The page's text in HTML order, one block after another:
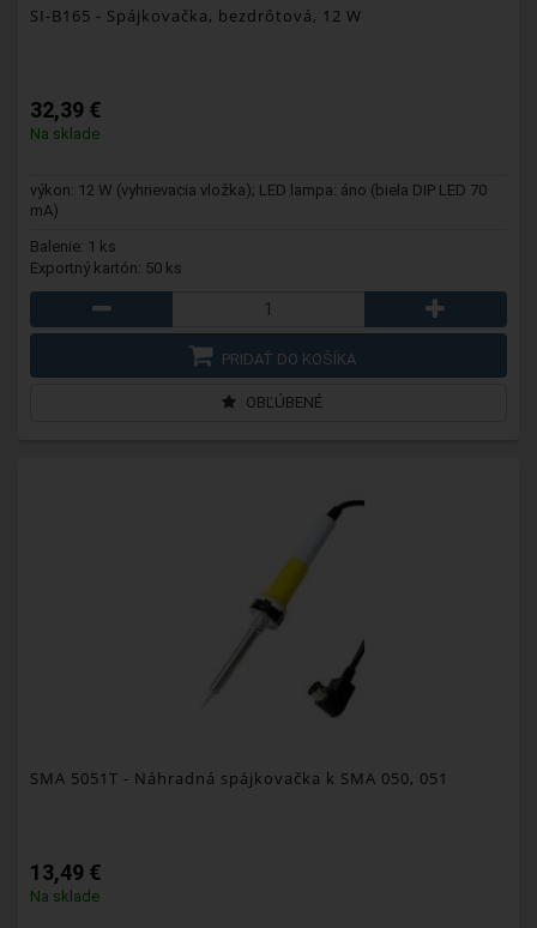
SI-B165 - Spájkovačka, bezdrôtová, 12 W
32,39 €
Na sklade
výkon: 12 W (vyhrievacia vložka); LED lampa: áno (biela DIP LED 70
mA)
Balenie: 1 ks
Exportný kartón: 50 ks
PRIDAŤ DO KOŠÍKA
OBĽÚBENÉ
SMA 5051T - Náhradná spájkovačka k SMA 050, 051
13,49 €
Na sklade